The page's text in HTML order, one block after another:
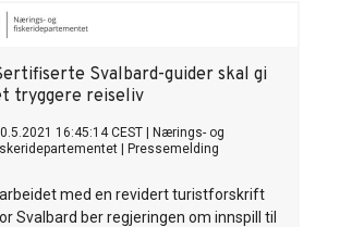
internett.
Svalbard-guider skal gi
tryggere reiseliv
16:45:14 CEST
Nærings- og
Pressemelding
I arbeidet med en revidert turistforskrift
Svalbard ber regjeringen om innspill til